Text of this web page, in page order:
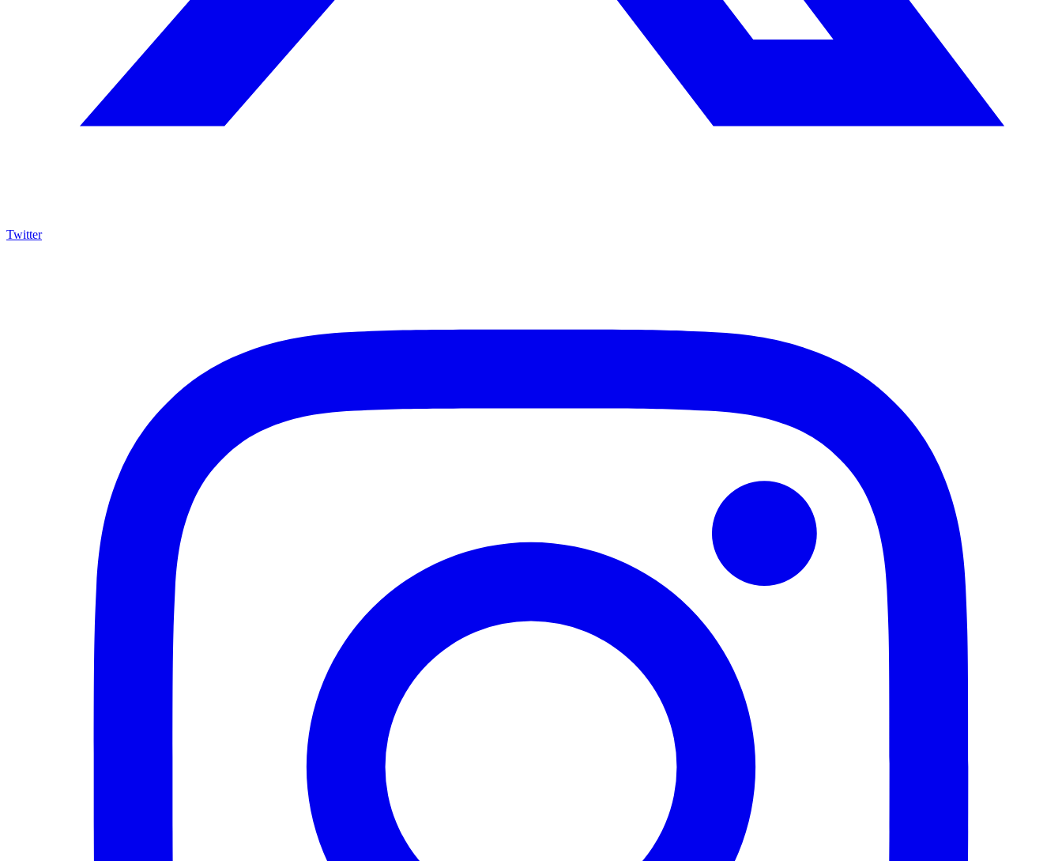
Twitter